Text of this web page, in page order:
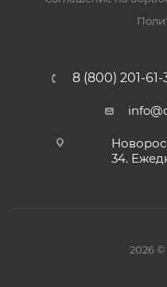
8 (800) 201-61-
34.
2026